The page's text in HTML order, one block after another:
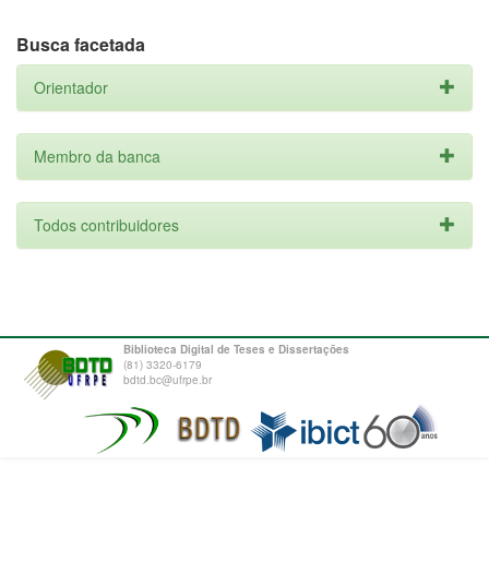
Busca facetada
Orientador
Membro da banca
Todos contribuidores
Biblioteca Digital de Teses e Dissertações
(81) 3320-6179
bdtd.bc@ufrpe.br